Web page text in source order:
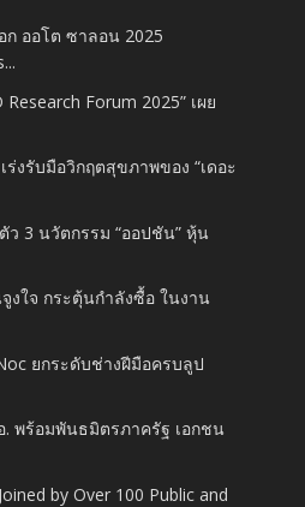
ก ออโต ซาลอน 2025
Research Forum 2025” เผย
ร่งรับมือวิกฤตสุขภาพของ “เดอะ
ว 3 นวัตกรรม “ออปชัน” หุ้น
งใจ กระตุ้นกำลังซื้อ ในงาน
ยกระดับช่างฝีมือครบลูป
. พร้อมพันธมิตรภาครัฐ เอกชน
by Over 100 Public and